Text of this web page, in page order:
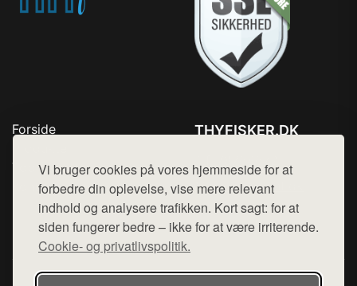
Vi bruger cookies på vores hjemmeside for at
forbedre din oplevelse, vise mere relevant
indhold og analysere trafikken. Kort sagt: for at
siden fungerer bedre – ikke for at være irriterende.
Cookie- og privatlivspolitik.
Forside
Top Rabatter
Kontakt
THYFISKER.DK
Mail: hej@want.dk
Cookie- og privatlivspolitik